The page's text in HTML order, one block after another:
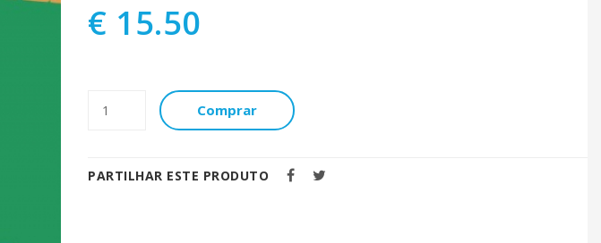
€ 15.50
Comprar
PARTILHAR ESTE PRODUTO